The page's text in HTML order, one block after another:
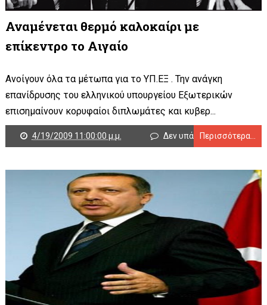
Αναμένεται θερμό καλοκαίρι με
επίκεντρο το Αιγαίο
Ανοίγουν όλα τα μέτωπα για το ΥΠ.ΕΞ . Την ανάγκη
επανίδρυσης του ελληνικού υπουργείου Εξωτερικών
επισημαίνουν κορυφαίοι διπλωμάτες και κυβερ...
4/19/2009 11:00:00 μ.μ. Δεν υπάρχουν σχόλια
Περισσότερα...